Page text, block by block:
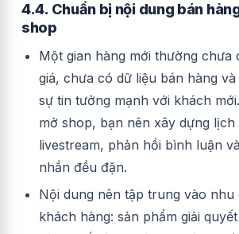
4.4. Chuẩn bị nội dung bán
shop
Một gian hàng mới thường chưa
giá, chưa có dữ liệu bán hàng
sự tin tưởng mạnh với khách
mở shop, bạn nên xây dựng lịch
livestream, phản hồi bình luận
nhắn đều đặn.
Nội dung nên tập trung vào nhu
khách hàng: sản phẩm giải